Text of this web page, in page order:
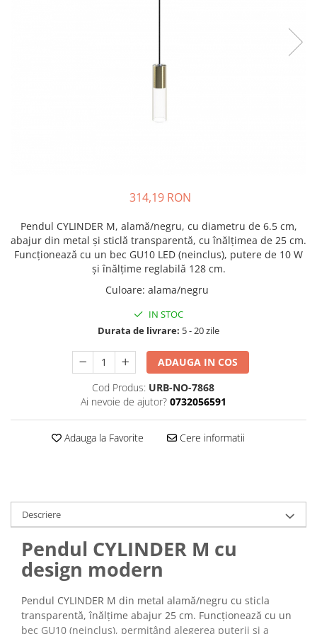
314,19 RON
Pendul CYLINDER M, alamă/negru, cu diametru de 6.5 cm,
abajur din metal și sticlă transparentă, cu înălțimea de 25 cm.
Funcționează cu un bec GU10 LED (neinclus), putere de 10 W
și înălțime reglabilă 128 cm.
Culoare: alama/negru
IN STOC
Durata de livrare: 5 - 20 zile
ADAUGA IN COS
Cod Produs: URB-NO-7868
Ai nevoie de ajutor? 0732056591
Adauga la Favorite Cere informatii
Descriere
Pendul CYLINDER M cu
design modern
Pendul CYLINDER M din metal alamă/negru cu sticla
transparentă, înălțime abajur 25 cm. Funcționează cu un
bec GU10 (neinclus), permițând alegerea puterii și a